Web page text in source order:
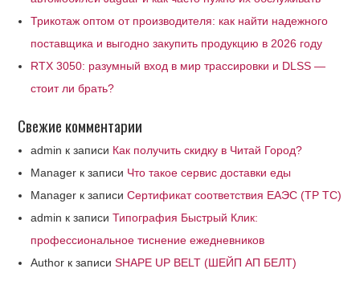
Трикотаж оптом от производителя: как найти надежного
поставщика и выгодно закупить продукцию в 2026 году
RTX 3050: разумный вход в мир трассировки и DLSS —
стоит ли брать?
Свежие комментарии
admin к записи Как получить скидку в Читай Город?
Manager к записи Что такое сервис доставки еды
Manager к записиСертификат соответствия ЕАЭС (ТР ТС)
admin к записиТипография Быстрый Клик:
профессиональное тиснение ежедневников
Author к записиSHAPE UP BELT (ШЕЙП АП БЕЛТ)